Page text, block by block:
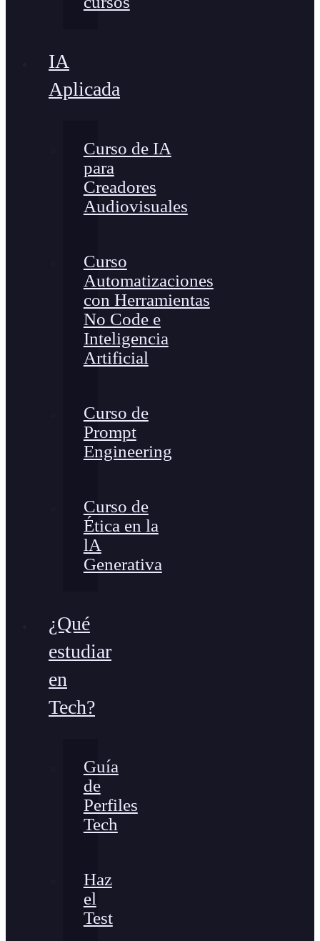
IA
Aplicada
Curso de IA
para
Creadores
Audiovisuales
Curso
Automatizaciones
con Herramientas
No Code e
Inteligencia
Artificial
Curso de
Prompt
Engineering
Curso de
Ética en la
lA
Generativa
¿Qué
estudiar
en
Tech?
Guía
de
Perfiles
Tech
Haz
el
Test